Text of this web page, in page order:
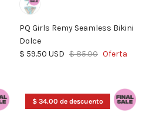
PQ Girls Remy Seamless Bikini
Dolce
Precio de venta
$ 59.50 USD Precio normal
$ 85.00 Oferta
$ 34.00 de descuento